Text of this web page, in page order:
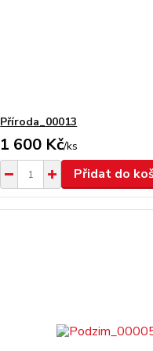
Příroda_00013
1 600 Kč/ks
Přidat do